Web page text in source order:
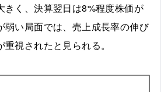
きく、決算翌日は8%程度株価が
弱い局面では、売上成長率の伸び
視されたと見られる。